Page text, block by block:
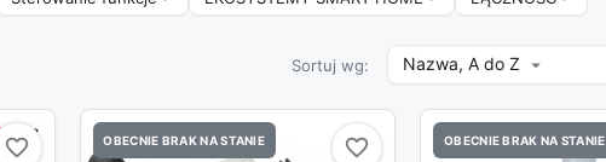
Sortuj wg: Nazwa, A do Z 
favorite_border
favorite_border OBECNIE BRAK NA STANIE favorite_border
favorite_border OBECNIE BRAK NA STANIE